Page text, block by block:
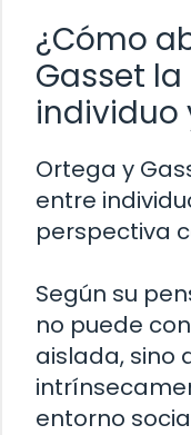
¿Cómo
Gasset
individuo
Ortega y
entre
perspectiva
Según su
no puede
aislada, sino
entorno